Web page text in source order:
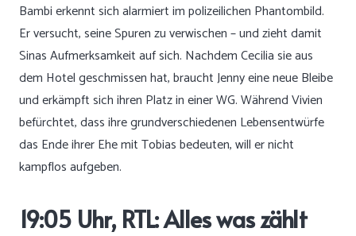
Bambi erkennt sich alarmiert im polizeilichen Phantombild.
Er versucht, seine Spuren zu verwischen – und zieht damit
Sinas Aufmerksamkeit auf sich. Nachdem Cecilia sie aus
dem Hotel geschmissen hat, braucht Jenny eine neue Bleibe
und erkämpft sich ihren Platz in einer WG. Während Vivien
befürchtet, dass ihre grundverschiedenen Lebensentwürfe
das Ende ihrer Ehe mit Tobias bedeuten, will er nicht
kampflos aufgeben.
19:05 Uhr, RTL: Alles was zählt